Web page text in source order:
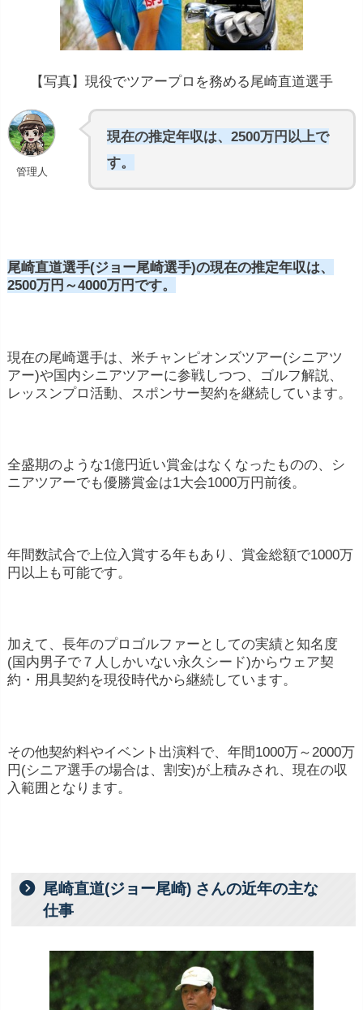
【写真】現役でツアープロを務める尾崎直道選手
管理人
現在の推定年収は、2500万円以上で
す。
尾崎直道選手(ジョー尾崎選手)の現在の推定年収は、
2500万円～4000万円です。
現在の尾崎選手は、米チャンピオンズツアー(シニアツ
アー)や国内シニアツアーに参戦しつつ、ゴルフ解説、
レッスンプロ活動、スポンサー契約を継続しています。
全盛期のような1億円近い賞金はなくなったものの、シ
ニアツアーでも優勝賞金は1大会1000万円前後。
年間数試合で上位入賞する年もあり、賞金総額で1000万
円以上も可能です。
加えて、長年のプロゴルファーとしての実績と知名度
(国内男子で７人しかいない永久シード)からウェア契
約・用具契約を現役時代から継続しています。
その他契約料やイベント出演料で、年間1000万～2000万
円(シニア選手の場合は、割安)が上積みされ、現在の収
入範囲となります。
尾崎直道(ジョー尾崎) さんの近年の主な
仕事